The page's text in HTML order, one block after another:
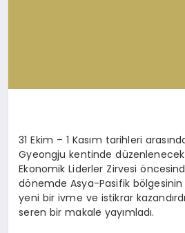
31 Ekim – 1 Kasım tarihleri
Gyeongju kentinde düzenlenecek
Ekonomik Liderler Zirvesi
dönemde Asya-Pasifik bölgesinin
yeni bir ivme ve istikrar
seren bir makale yayımladı.